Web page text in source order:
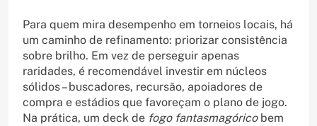
Para quem mira desempenho em torneios locais, há
um caminho de refinamento: priorizar consistência
sobre brilho. Em vez de perseguir apenas
raridades, é recomendável investir em núcleos
sólidos – buscadores, recursão, apoiadores de
compra e estádios que favoreçam o plano de jogo.
Na prática, um deck de fogo fantasmagóricobem